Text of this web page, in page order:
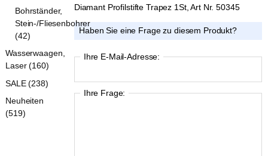
Diamant Profilstifte Trapez 1St, Art Nr. 50345
Haben Sie eine Frage zu diesem Produkt?
Ihre E-Mail-Adresse:
Ihre Frage:
Bohrständer,
Stein-/Fliesenbohrer
(42)
Wasserwaagen,
Laser (160)
SALE (238)
Neuheiten
(519)